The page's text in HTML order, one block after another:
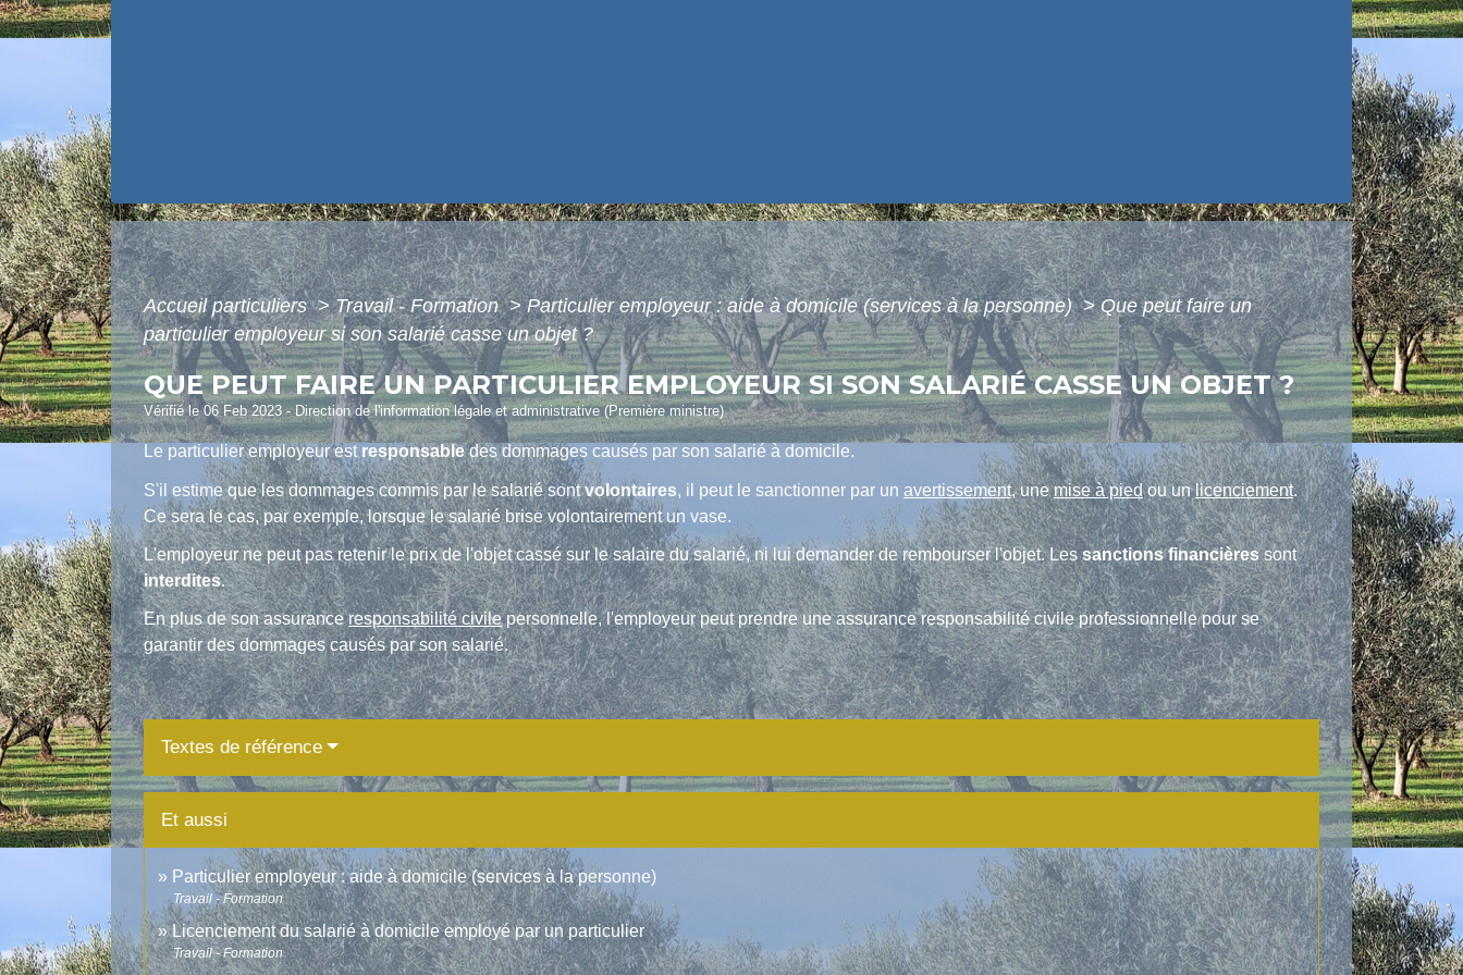
Accueil particuliers> Travail - Formation> Particulier employeur : aide à domicile (services à la personne)> Que peut faire un
particulier employeur si son salarié casse un objet ?
QUE PEUT FAIRE UN PARTICULIER EMPLOYEUR SI SON SALARIÉ CASSE UN OBJET ?
Vérifié le 06 Feb 2023 - Direction de l'information légale et administrative (Première ministre)
Le particulier employeur estresponsabledes dommages causés par son salarié à domicile.
S'il estime que les dommages commis par le salarié sontvolontaires, il peut le sanctionner par un avertissement, unemise à piedou unlicenciement.
Ce sera le cas, par exemple, lorsque le salarié brise volontairement un vase.
L'employeur ne peut pas retenir le prix de l'objet cassé sur le salaire du salarié, ni lui demander de rembourser l'objet. Lessanctions financièressont
interdites.
En plus de son assuranceresponsabilité civilepersonnelle, l'employeur peut prendre une assurance responsabilité civile professionnelle pour se
garantir des dommages causés par son salarié.
Textes de référence
Et aussi
Particulier employeur : aide à domicile (services à la personne)
Travail - Formation
Licenciement du salarié à domicile employé par un particulier
Travail - Formation